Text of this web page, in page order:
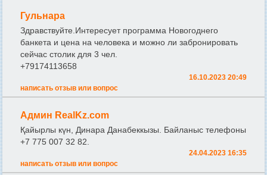
Гульнара
Здравствуйте.Интересует программа Новогоднего
банкета и цена на человека и можно ли забронировать
сейчас столик для 3 чел.
+79174113658
16.10.2023 20:49
написать отзыв или вопрос
Админ RealKz.com
Қайырлы күн, Динара Данабеккызы. Байланыс телефоны
+7 775 007 32 82.
24.04.2023 16:35
написать отзыв или вопрос